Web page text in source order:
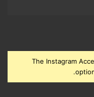
The Instagram